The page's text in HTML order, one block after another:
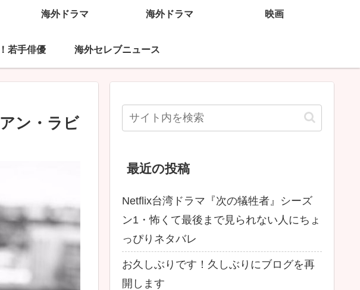
海外ドラマ 海外ドラマ 映画
若手俳優 海外セレブニュース
ン・ラビ
最近の投稿
Netflix台湾ドラマ『次の犠牲者』シーズ
ン1・怖くて最後まで見られない人にちょ
っぴりネタバレ
お久しぶりです！久しぶりにブログを再
開します